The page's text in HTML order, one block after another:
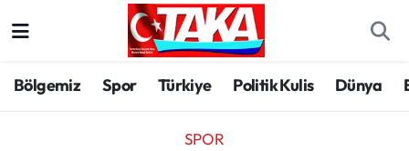
Bölgemiz Spor Türkiye Politik Kulis Dünya
SPOR
Spor
Trabzon Hava Durumu